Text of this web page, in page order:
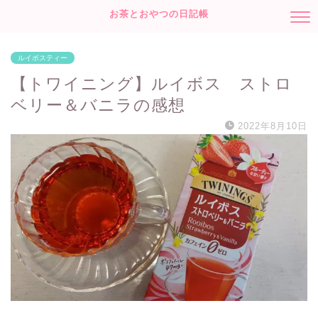
お茶とおやつの日記帳
ルイボスティー
【トワイニング】ルイボス ストロ
ベリー＆バニラの感想
2022年8月10日